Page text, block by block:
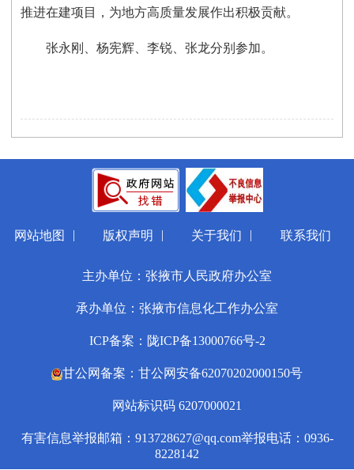
推进在建项目，为地方高质量发展作出积极贡献。
张永刚、杨宪辉、李锐、张龙分别参加。
网站地图 | 版权声明 | 关于我们 | 联系我们
主办单位：张掖市人民政府办公室
承办单位：张掖市信息化工作办公室
ICP备案：陇ICP备13000766号-2
甘公网备案：甘公网安备62070202000150号
网站标识码 6207000021
有害信息举报邮箱：913728627@qq.com举报电话：0936-
8228142